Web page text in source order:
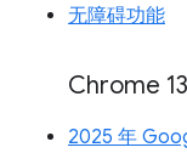
无障碍功能
Chrome
2025 年